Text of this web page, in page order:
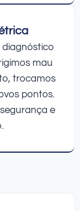
diagnóstico
mau
trocamos
pontos.
e